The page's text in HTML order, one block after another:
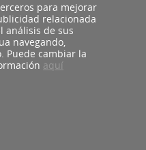
o promociones.
para mejorar
relacionada
análisis de sus
navegando,
Puede cambiar la
aquí